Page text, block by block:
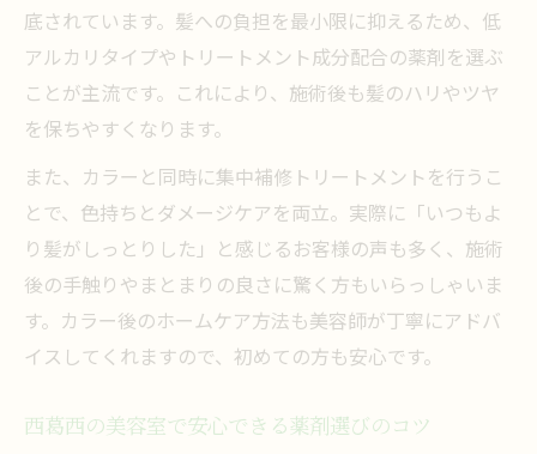
底されています。髪への負担を最小限に抑えるため、低
アルカリタイプやトリートメント成分配合の薬剤を選ぶ
ことが主流です。これにより、施術後も髪のハリやツヤ
を保ちやすくなります。
また、カラーと同時に集中補修トリートメントを行うこ
とで、色持ちとダメージケアを両立。実際に「いつもよ
り髪がしっとりした」と感じるお客様の声も多く、施術
後の手触りやまとまりの良さに驚く方もいらっしゃいま
す。カラー後のホームケア方法も美容師が丁寧にアドバ
イスしてくれますので、初めての方も安心です。
西葛西の美容室で安心できる薬剤選びのコツ